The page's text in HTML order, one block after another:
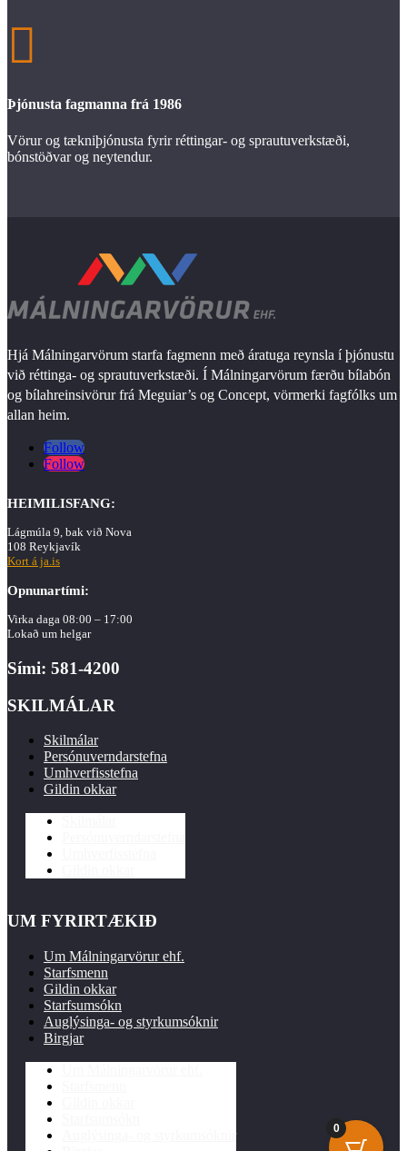

Þjónusta fagmanna frá 1986
Vörur og tækniþjónusta fyrir réttingar- og sprautuverkstæði,
bónstöðvar og neytendur.
Hjá Málningarvörum starfa fagmenn með áratuga reynsla í þjónustu
við réttinga- og sprautuverkstæði. Í Málningarvörum færðu bílabón
og bílahreinsivörur frá Meguiar’s og Concept, vörmerki fagfólks um
allan heim.
Follow
Follow
HEIMILISFANG:
Lágmúla 9, bak við Nova
108 Reykjavík
Kort á ja.is
Opnunartími:
Virka daga 08:00 – 17:00
Lokað um helgar
Sími: 581-4200
SKILMÁLAR
Skilmálar
Persónuverndarstefna
Umhverfisstefna
Gildin okkar
UM FYRIRTÆKIÐ
Um Málningarvörur ehf.
Starfsmenn
Gildin okkar
Starfsumsókn
Auglýsinga- og styrkumsóknir
Birgjar
0